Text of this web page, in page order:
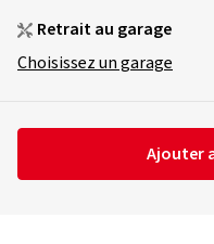
Retrait au garage
Choisissez un garage
Ajouter